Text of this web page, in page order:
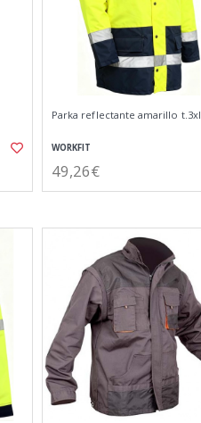
Parka reflectante amarillo t.3xl
WORKFIT
49,26€